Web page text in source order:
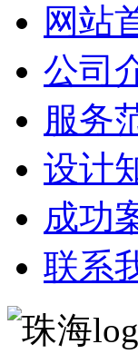
网站
公司
服务
设计
成功
联系